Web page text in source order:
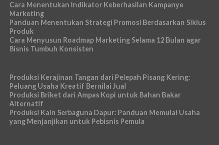
Cara Menentukan Indikator Keberhasilan Kampanye
Marketing
Panduan Menentukan Strategi Promosi Berdasarkan Siklus
Produk
Cara Menyusun Roadmap Marketing Selama 12 Bulan agar
Bisnis Tumbuh Konsisten
Produksi Kerajinan Tangan dari Pelepah Pisang Kering:
Peluang Usaha Kreatif Bernilai Jual
Produksi Briket dari Ampas Kopi untuk Bahan Bakar
Alternatif
Produksi Kain Serbaguna Dapur: Panduan Memulai Usaha
yang Menjanjikan untuk Pebisnis Pemula